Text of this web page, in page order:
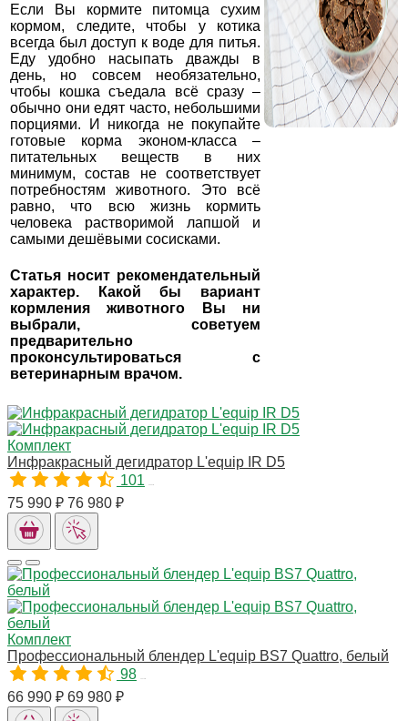
Если Вы кормите питомца сухим
кормом, следите, чтобы у котика
всегда был доступ к воде для питья.
Еду удобно насыпать дважды в
день, но совсем необязательно,
чтобы кошка съедала всё сразу –
обычно они едят часто, небольшими
порциями. И никогда не покупайте
готовые корма эконом-класса –
питательных веществ в них
минимум, состав не соответствует
потребностям животного. Это всё
равно, что всю жизнь кормить
человека растворимой лапшой и
самыми дешёвыми сосисками.
Статья носит рекомендательный
характер. Какой бы вариант
кормления животного Вы ни
выбрали, советуем
предварительно
проконсультироваться с
ветеринарным врачом.
Комплект
Инфракрасный дегидратор L'equip IR D5
101
75 990 ₽ 76 980 ₽
Комплект
Профессиональный блендер L'equip BS7 Quattro, белый
98
66 990 ₽ 69 980 ₽